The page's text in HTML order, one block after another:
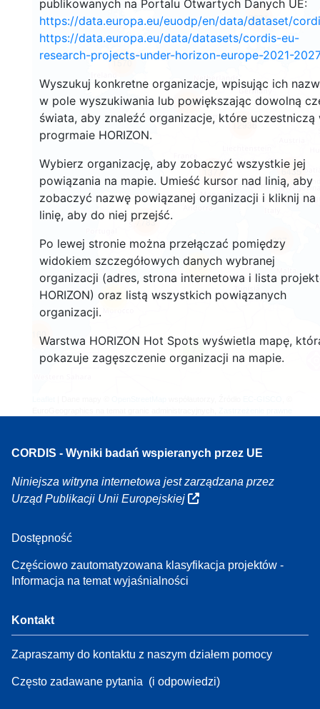
publikowanych na Portalu Otwartych Danych UE:
https://data.europa.eu/euodp/en/data/dataset/
https://data.europa.eu/data/datasets/cordis-eu-
research-projects-under-horizon-europe-2021-2027
Wyszukuj konkretne organizacje, wpisując ich
w pole wyszukiwania lub powiększając dowolną
świata, aby znaleźć organizacje, które uczestniczą
progrmaie HORIZON.
Wybierz organizację, aby zobaczyć wszystkie jej
powiązania na mapie. Umieść kursor nad linią, aby
zobaczyć nazwę powiązanej organizacji i kliknij na
linię, aby do niej przejść.
Po lewej stronie można przełączać pomiędzy
widokiem szczegółowych danych wybranej
organizacji (adres, strona internetowa i lista
HORIZON) oraz listą wszystkich powiązanych
organizacji.
Warstwa HORIZON Hot Spots wyświetla mapę,
pokazuje zagęszczenie organizacji na mapie.
7
160
1570
13
61
7783
827
1377
2931
10023
6435
12936
CORDIS - Wyniki badań wspieranych przez UE
Niniejsza witryna internetowa jest zarządzana przez
Urząd Publikacji Unii Europejskiej
Dostępność
Częściowo zautomatyzowana klasyfikacja projektów -
Informacja na temat wyjaśnialności
Kontakt
Zapraszamy do kontaktu z naszym działem pomocy
Często zadawane pytania (i odpowiedzi)